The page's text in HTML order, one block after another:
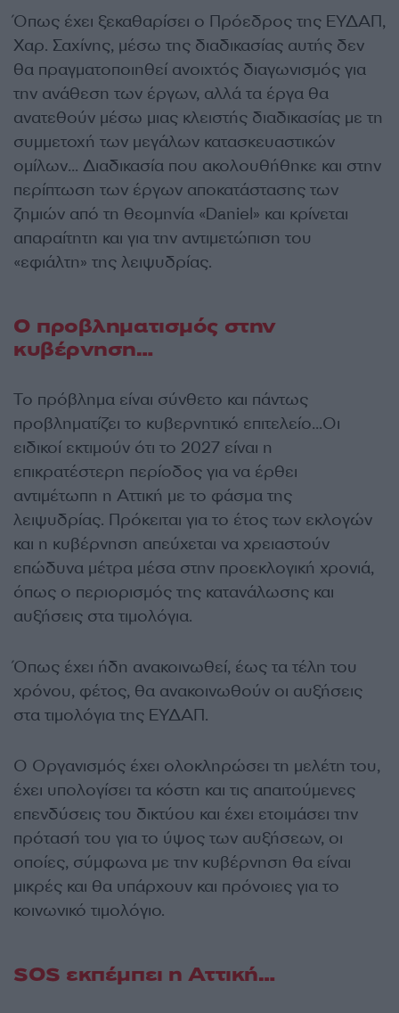
Όπως έχει ξεκαθαρίσει ο Πρόεδρος της ΕΥΔΑΠ,
Χαρ. Σαχίνης, μέσω της διαδικασίας αυτής δεν
θα πραγματοποιηθεί ανοιχτός διαγωνισμός για
την ανάθεση των έργων, αλλά τα έργα θα
ανατεθούν μέσω μιας κλειστής διαδικασίας με τη
συμμετοχή των μεγάλων κατασκευαστικών
ομίλων… Διαδικασία που ακολουθήθηκε και στην
περίπτωση των έργων αποκατάστασης των
ζημιών από τη θεομηνία «Daniel» και κρίνεται
απαραίτητη και για την αντιμετώπιση του
«εφιάλτη» της λειψυδρίας.
Ο προβληματισμός στην
κυβέρνηση…
Το πρόβλημα είναι σύνθετο και πάντως
προβληματίζει το κυβερνητικό επιτελείο…Οι
ειδικοί εκτιμούν ότι το 2027 είναι η
επικρατέστερη περίοδος για να έρθει
αντιμέτωπη η Αττική με το φάσμα της
λειψυδρίας. Πρόκειται για το έτος των εκλογών
και η κυβέρνηση απεύχεται να χρειαστούν
επώδυνα μέτρα μέσα στην προεκλογική χρονιά,
όπως ο περιορισμός της κατανάλωσης και
αυξήσεις στα τιμολόγια.
Όπως έχει ήδη ανακοινωθεί, έως τα τέλη του
χρόνου, φέτος, θα ανακοινωθούν οι αυξήσεις
στα τιμολόγια της ΕΥΔΑΠ.
Ο Οργανισμός έχει ολοκληρώσει τη μελέτη του,
έχει υπολογίσει τα κόστη και τις απαιτούμενες
επενδύσεις του δικτύου και έχει ετοιμάσει την
πρότασή του για το ύψος των αυξήσεων, οι
οποίες, σύμφωνα με την κυβέρνηση θα είναι
μικρές και θα υπάρχουν και πρόνοιες για το
κοινωνικό τιμολόγιο.
SOS εκπέμπει η Αττική…